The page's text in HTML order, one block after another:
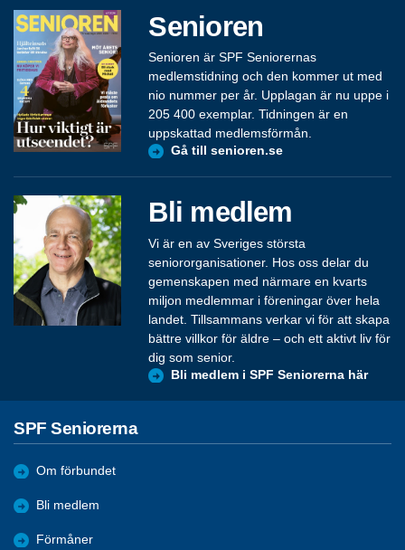
Senioren
Senioren är SPF Seniorernas
medlemstidning och den kommer ut med
nio nummer per år. Upplagan är nu uppe i
205 400 exemplar. Tidningen är en
uppskattad medlemsförmån.
Gå till senioren.se
Bli medlem
Vi är en av Sveriges största
seniororganisationer. Hos oss delar du
gemenskapen med närmare en kvarts
miljon medlemmar i föreningar över hela
landet. Tillsammans verkar vi för att skapa
bättre villkor för äldre – och ett aktivt liv för
dig som senior.
Bli medlem i SPF Seniorerna här
SPF Seniorerna
Om förbundet
Bli medlem
Förmåner